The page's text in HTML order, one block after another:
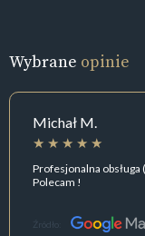
Wybrane opinie
Michał M.
Profesjonalna obsługa
Polecam !
Źródło: